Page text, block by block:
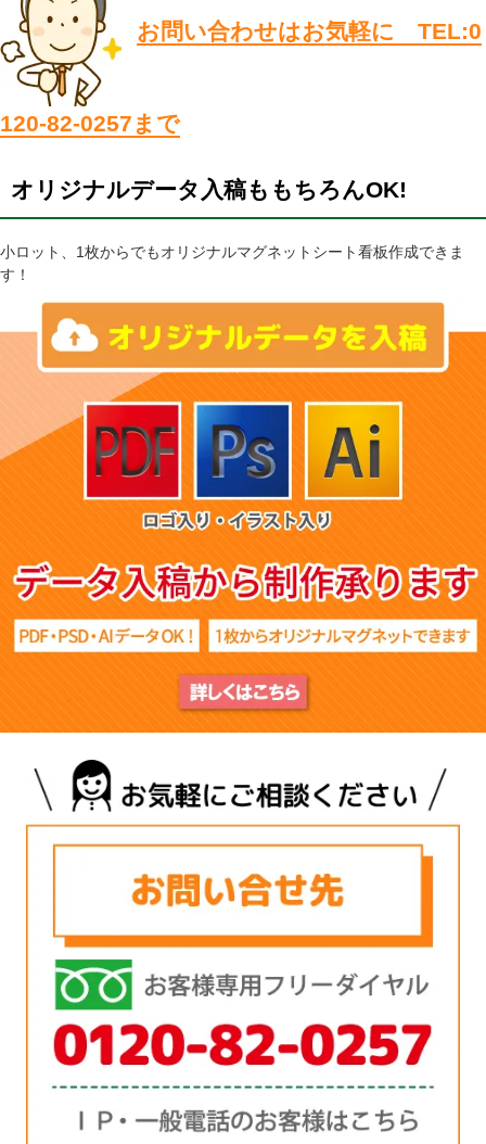
お問い合わせはお気軽に TEL:0
120-82-0257まで
オリジナルデータ入稿ももちろんOK!
小ロット、1枚からでもオリジナルマグネットシート看板作成できま
す！